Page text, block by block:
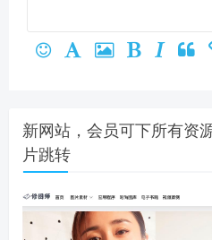
新网站，会员可下所有资
片跳转